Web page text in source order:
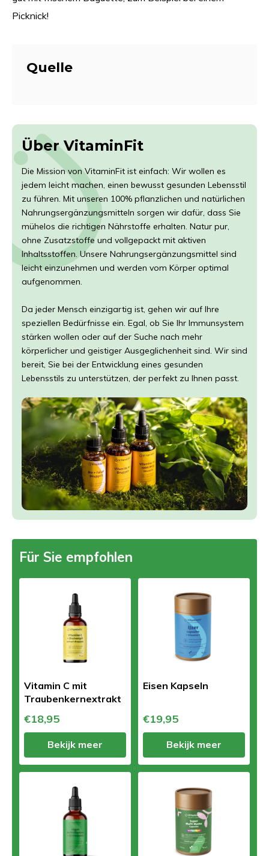
Picknick!
Quelle
Über VitaminFit
Die Mission von VitaminFit ist einfach: Wir wollen es
jedem leicht machen, einen bewusst gesunden Lebensstil
zu führen. Mit unseren 100% pflanzlichen und natürlichen
Nahrungsergänzungsmitteln sorgen wir dafür, dass Sie
mühelos die richtigen Nährstoffe erhalten. Natur pur,
ohne Zusatzstoffe und vollgepackt mit aktiven
Inhaltsstoffen. Unsere Nahrungsergänzungsmittel sind
leicht einzunehmen und werden vom Körper optimal
aufgenommen.
Da jeder Mensch einzigartig ist, gehen wir auf Ihre
speziellen Bedürfnisse ein. Egal, ob Sie Ihr Immunsystem
stärken wollen oder auf der Suche nach mehr
körperlicher und geistiger Ausgeglichenheit sind. Wir sind
bereit, Sie bei der Entwicklung eines gesunden
Lebensstils zu unterstützen, der perfekt zu Ihnen passt.
Für Sie empfohlen
Vitamin C mit
Traubenkernextrakt
€18,95
Bekijk meer
Eisen Kapseln
€19,95
Bekijk meer